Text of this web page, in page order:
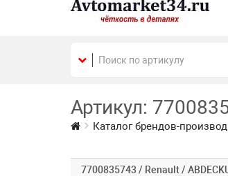
Артикул:
Каталог брендов-
7700835743 / Renault /